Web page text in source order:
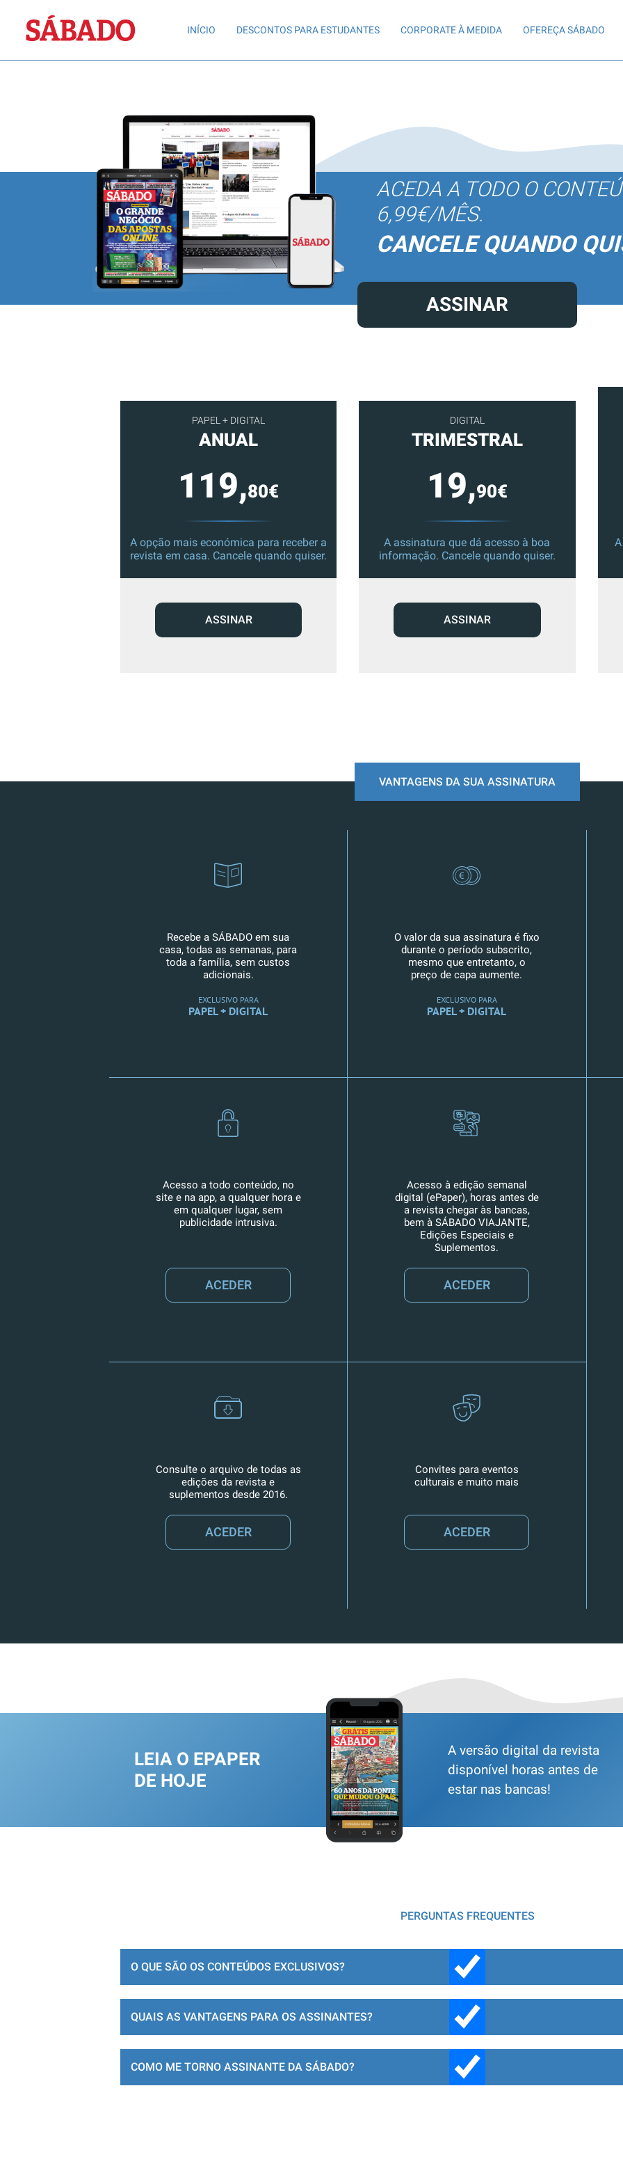
Sábado
INÍCIO DESCONTOS PARA ESTUDANTES CORPORATE À MEDIDA OFEREÇA SÁBADO
ACEDA A TODO O
6,99€/MÊS.
CANCELE QUANDO
ASSINAR
PAPEL + DIGITAL
ANUAL
119,80€
A opção mais económica para receber a
revista em casa. Cancele quando quiser.
ASSINAR
DIGITAL
TRIMESTRAL
19,90€
A assinatura que dá acesso à boa
informação. Cancele quando quiser.
ASSINAR
VANTAGENS DA SUA ASSINATURA
Recebe a SÁBADO em sua
casa, todas as semanas, para
toda a família, sem custos
adicionais.
EXCLUSIVO PARA
PAPEL + DIGITAL
O valor da sua assinatura é fixo
durante o período subscrito,
mesmo que entretanto, o
preço de capa aumente.
EXCLUSIVO PARA
PAPEL + DIGITAL
Acesso a todo conteúdo, no
site e na app, a qualquer hora e
em qualquer lugar, sem
publicidade intrusiva.
ACEDER
Acesso à edição semanal
digital (ePaper), horas antes de
a revista chegar às bancas,
bem à SÁBADO VIAJANTE,
Edições Especiais e
Suplementos.
ACEDER
Consulte o arquivo de todas as
edições da revista e
suplementos desde 2016.
ACEDER
Convites para eventos
culturais e muito mais
ACEDER
LEIA O EPAPER
DE HOJE
A versão digital da revista
disponível horas antes de
estar nas bancas!
PERGUNTAS FREQUENTES
O QUE SÃO OS CONTEÚDOS EXCLUSIVOS?
QUAIS AS VANTAGENS PARA OS ASSINANTES?
COMO ME TORNO ASSINANTE DA SÁBADO?